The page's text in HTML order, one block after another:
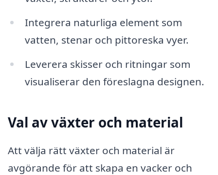
Integrera naturliga element som
vatten, stenar och pittoreska vyer.
Leverera skisser och ritningar som
visualiserar den föreslagna designen.
Val av växter och material
Att välja rätt växter och material är
avgörande för att skapa en vacker och